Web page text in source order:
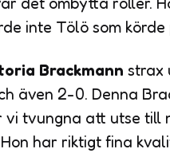
inte Tölö som
Brackmann strax
även 2-0. Denna
tvungna att utse till
Hon har riktigt fina